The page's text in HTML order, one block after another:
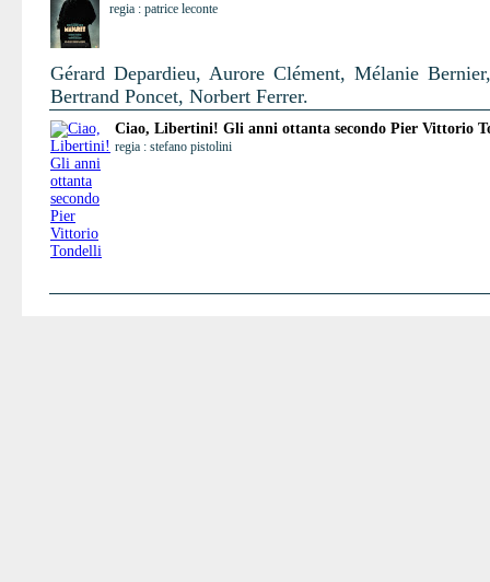
regia : patrice leconte
Gérard Depardieu, Aurore Clément, Mélanie
Bertrand Poncet, Norbert Ferrer.
Ciao, Libertini! Gli anni ottanta secondo Pier Vittorio
regia : stefano pistolini